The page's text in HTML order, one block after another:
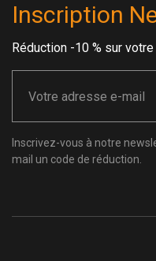
Inscription
Réduction -10 % sur
Inscrivez-vous à notre
mail un code de réduction.